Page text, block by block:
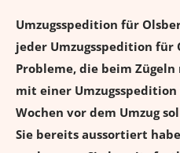
Umzugsspedition für
jeder Umzugsspedition
Probleme, die beim
mit einer
Wochen vor dem Umzug
Sie bereits aussortiert